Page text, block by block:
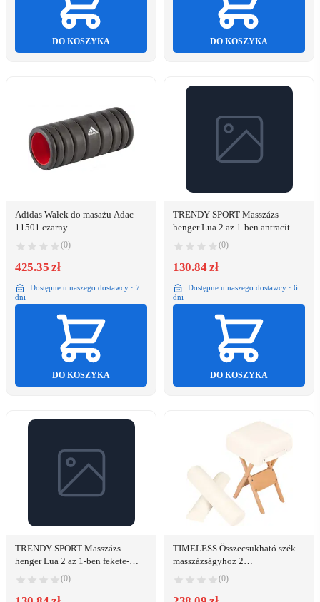
DO KOSZYKA DO KOSZYKA
Adidas Wałek do masażu Adac-
11501 czarny
(0)
425.35 zł
Dostępne u naszego dostawcy · 7
dni
DO KOSZYKA
TRENDY SPORT Masszázs
henger Lua 2 az 1-ben antracit
(0)
130.84 zł
Dostępne u naszego dostawcy · 6
dni
DO KOSZYKA
TRENDY SPORT Masszázs
henger Lua 2 az 1-ben fekete-
(0)
TIMELESS Összecsukható szék
masszázságyhoz 2
masszázshengerrel
(0)